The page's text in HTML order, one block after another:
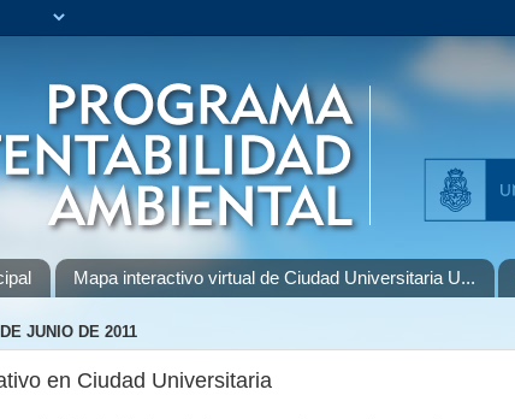
Mapa interactivo virtual de Ciudad Universitaria U...
JUNIO DE 2011
en Ciudad Universitaria